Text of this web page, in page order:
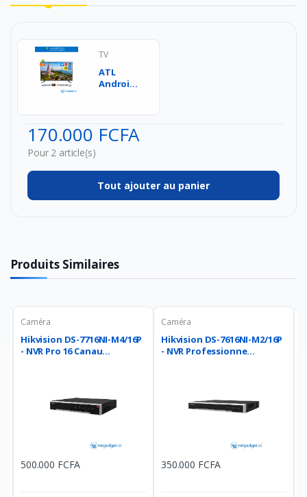
TV
ATL
Android
43V7S ...
170.000 FCFA
Pour 2 article(s)
Tout ajouter au panier
Produits Similaires
Caméra
Hikvision DS-7716NI-M4/16P
- NVR Pro 16 Canau...
500.000 FCFA
Caméra
Hikvision DS-7616NI-M2/16P
- NVR Professionne...
350.000 FCFA